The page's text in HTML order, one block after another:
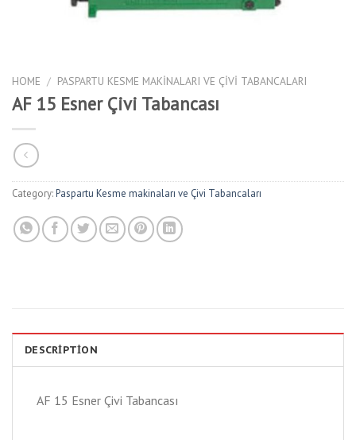
HOME / PASPARTU KESME MAKINALARI VE ÇIVI TABANCALARI
AF 15 Esner Çivi Tabancası
Category:Paspartu Kesme makinaları ve Çivi Tabancaları
DESCRIPTION
AF 15 Esner Çivi Tabancası